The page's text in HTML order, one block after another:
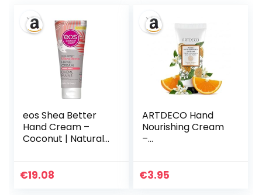
eos Shea Better
Hand Cream –
Coconut | Natural
Care | 24 Hour
€19.08
ARTDECO Hand
Nourishing Cream
–
Handbalsam mit
€3.95